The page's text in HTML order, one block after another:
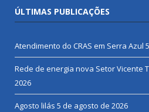
ÚLTIMAS PUBLICAÇÕES
Atendimento do CRAS em Serra Azul
Rede de energia nova Setor Vicente
2026
Agosto lilás 5 de agosto de 2026